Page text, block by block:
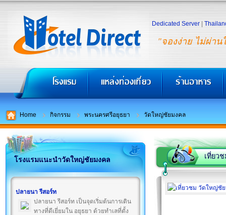
"จองง่าย ไม่ผ่าน
Dedicated Server
Home กิจกรรม พระนครศรีอยุธยา วัดใหญ่ชัยมงคล
โรงแรมแนะนำวัดใหญ่ชัยมงคล
ปลายนา รีสอร์ท
ปลายนา รีสอร์ท เป็นจุดเริ่มต้นการเดิน
ทางที่ดีเยี่ยมใน อยุธยา ด้วยทำเลที่ตั้ง
เที่ยว